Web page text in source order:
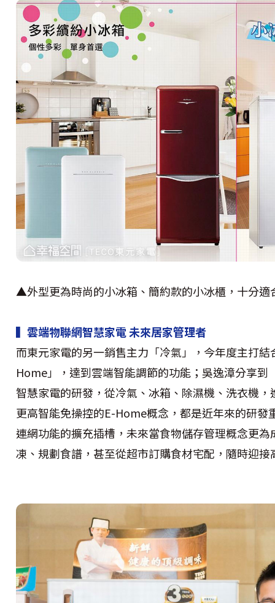
▲外型更為時尚的小冰箱、簡約款的小冰櫃，十分適
▍雲端物聯網智慧家電 未來居家管理者
而東元家電的另一銷售主力「冷氣」，今年度主打結
Home」，達到雲端智能調節的功能；吳逸漳分享
智慧家電的研發，從冷氣、冰箱、除濕機、洗衣機
更高智能免操控的E-Home概念，都是近年來的研
連網功能的擴充插槽，未來當食物儲存管理概念更
凍、規劃食譜，甚至從超市訂購食材宅配，隨時迎